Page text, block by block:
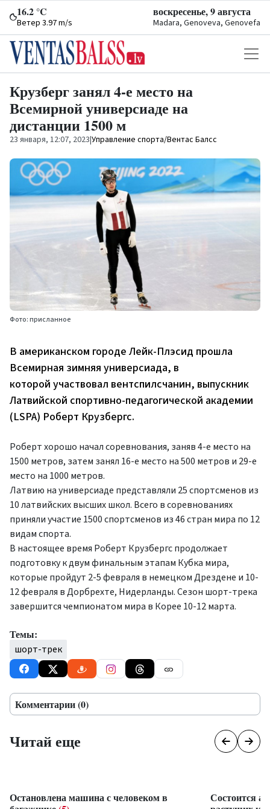
16.2 °C
Ветер 3.97 m/s
воскресенье, 9 августа
Madara, Genoveva, Genovefa
Крузберг занял 4-е место на
Всемирной универсиаде на
дистанции 1500 м
23 января, 12:07, 2023|Управление спорта/Вентас Балсс
Фото: присланное
В американском городе Лейк-Плэсид прошла
Всемирная зимняя универсиада, в
которой участвовал вентспилсчанин, выпускник
Латвийской спортивно-педагогической академии
(LSPA) Роберт Крузбергс.
Роберт хорошо начал соревнования, заняв 4-е место на
1500 метров, затем занял 16-е место на 500 метров и 29-е
место на 1000 метров.
Латвию на универсиаде представляли 25 спортсменов из
10 латвийских высших школ. Всего в соревнованиях
приняли участие 1500 спортсменов из 46 стран мира по 12
видам спорта.
В настоящее время Роберт Крузбергс продолжает
подготовку к двум финальным этапам Кубка мира,
которые пройдут 2-5 февраля в немецком Дрездене и 10-
12 февраля в Дорбрехте, Нидерланды. Сезон шорт-трека
завершится чемпионатом мира в Корее 10-12 марта.
Темы:
шорт-трек
Комментарии (0)
Читай еще
Остановлена машина с человеком в
Состоится